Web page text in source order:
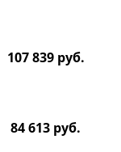
107 839 руб.
84 613 руб.